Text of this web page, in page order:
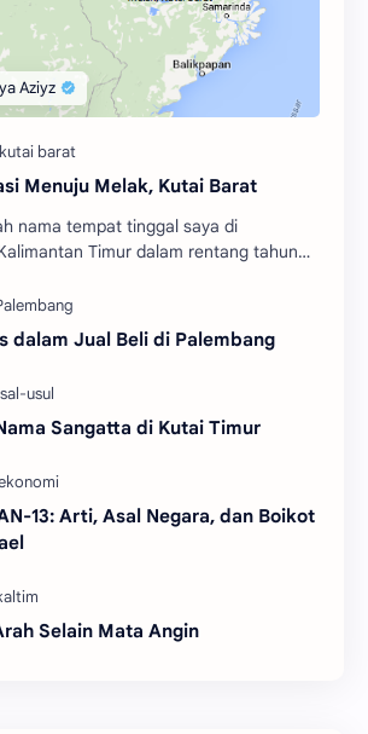
Transportasi Menuju Melak, Kutai Barat
nama tempat tinggal saya di
Timur dalam rentang tahun
dalam Jual Beli di Palembang
Sangatta di Kutai Timur
13: Arti, Asal Negara, dan Boikot
Selain Mata Angin